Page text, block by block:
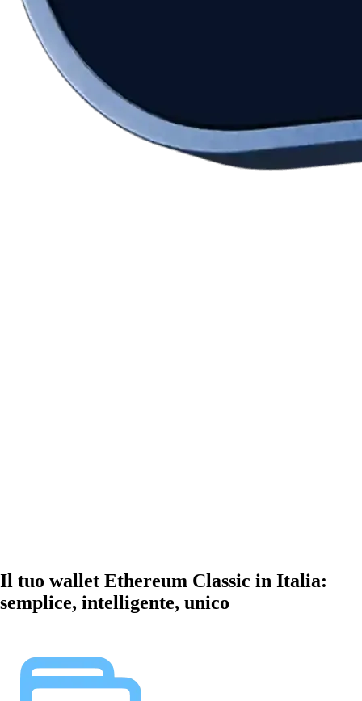
Il tuo wallet Ethereum Classic in Italia:
semplice, intelligente, unico